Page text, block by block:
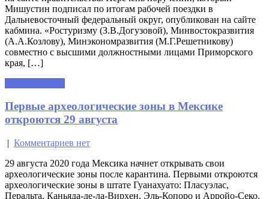
Мишустин подписал по итогам рабочей поездки в
Дальневосточный федеральный округ, опубликован на сайте
кабмина. «Ростуризму (З.В.Догузовой), Минвостокразвития
(А.А.Козлову), Минэкономразвития (М.Г.Решетникову)
совместно с высшими должностными лицами Приморского
края, […]
Первые археологические зоны в Мексике
откроются 29 августа
| Комментариев нет
29 августа 2020 года Мексика начнет открывать свои
археологические зоны после карантина. Первыми откроются
археологические зоны в штате Гуанахуато: Пласуэлас,
Перальта, Каньяда-де-ла-Вирхен, Эль-Копоро и Арройо-Секо.